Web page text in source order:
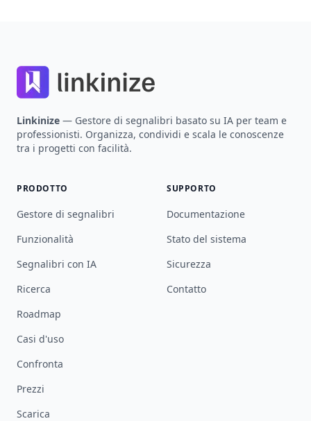
Linkinize — Gestore di segnalibri basato su IA per team e
professionisti. Organizza, condividi e scala le conoscenze
tra i progetti con facilità.
PRODOTTO
Gestore di segnalibri
Funzionalità
Segnalibri con IA
Ricerca
Roadmap
Casi d'uso
Confronta
Prezzi
Scarica
SUPPORTO
Documentazione
Stato del sistema
Sicurezza
Contatto